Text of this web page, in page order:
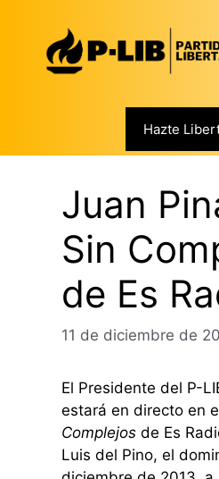
contenido
Hazte
Juan
Sin
de Es
11 de diciembre de
El Presidente del P-
estará en directo en
Complejosde Es
Luis del Pino, el